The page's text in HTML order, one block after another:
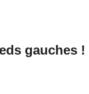
gauches !